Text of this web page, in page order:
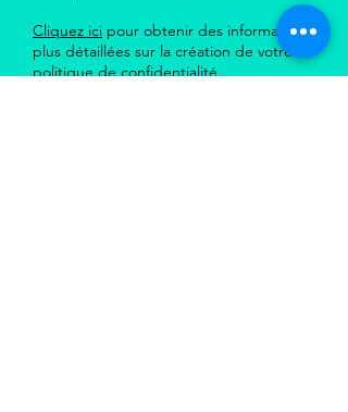
Cliquez ici pour obtenir des informations
plus détaillées sur la création de votre
politique de confidentialité.